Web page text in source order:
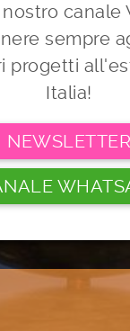
canale
sempre
progetti
Italia!
NEWSLETTER